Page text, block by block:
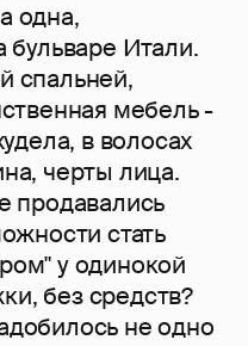
одна,
бульваре Итали.
спальней,
мебель -
в волосах
черты лица.
продавались
стать
у одинокой
без средств?
не одно